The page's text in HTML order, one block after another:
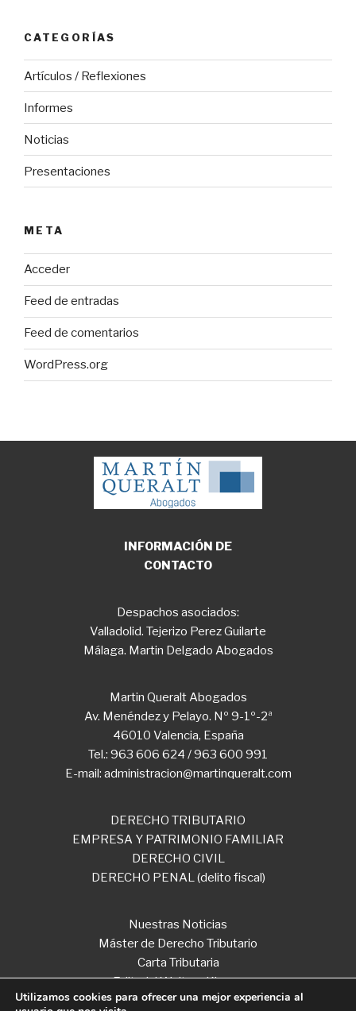
CATEGORÍAS
Artículos / Reflexiones
Informes
Noticias
Presentaciones
META
Acceder
Feed de entradas
Feed de comentarios
WordPress.org
INFORMACIÓN DE
CONTACTO
Despachos asociados:
Valladolid. Tejerizo Perez Guilarte
Málaga. Martin Delgado Abogados
Martin Queralt Abogados
Av. Menéndez y Pelayo. Nº 9-1º-2ª
46010 Valencia, España
Tel.: 963 606 624 / 963 600 991
E-mail: administracion@martinqueralt.com
DERECHO TRIBUTARIO
EMPRESA Y PATRIMONIO FAMILIAR
DERECHO CIVIL
DERECHO PENAL (delito fiscal)
Nuestras Noticias
Máster de Derecho Tributario
Carta Tributaria
Editorial Wolters Kluwer
Utilizamos cookies para ofrecer una mejor experiencia al